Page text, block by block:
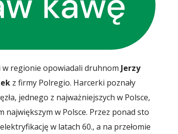
w regionie opowiadali druhnom Jerzy
z firmy Polregio. Harcerki poznały
jednego z najważniejszych w Polsce,
największym w Polsce. Przez ponad sto
w latach 60., a na przełomie